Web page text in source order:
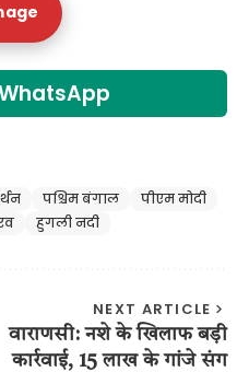
पश्चिम बंगाल
पीएम मोदी
हुगली नदी
NEXT ARTICLE
वाराणसी: नशे के खिलाफ बड़ी
कार्रवाई, 15 लाख के गांजे संग